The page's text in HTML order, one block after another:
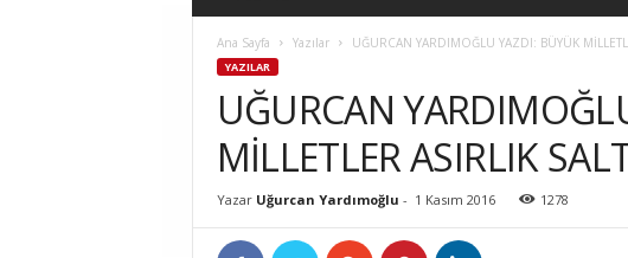
Ana Sayfa Yazılar UĞURCAN YARDIMOĞLU YAZDI: BÜYÜK
YAZILAR
UĞURCAN
MİLLETLER ASIRLIK
Yazar Uğurcan Yardımoğlu - 1 Kasım 2016 1278